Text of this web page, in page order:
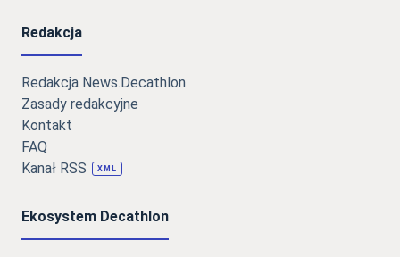
Redakcja
Redakcja News.Decathlon
Zasady redakcyjne
Kontakt
FAQ
Kanał RSS
XML
Ekosystem Decathlon